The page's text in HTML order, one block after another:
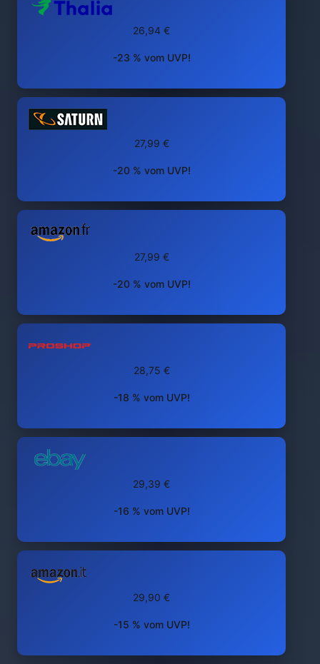
26,94 €
-23 % vom UVP!
27,99 €
-20 % vom UVP!
27,99 €
-20 % vom UVP!
28,75 €
-18 % vom UVP!
29,39 €
-16 % vom UVP!
29,90 €
-15 % vom UVP!